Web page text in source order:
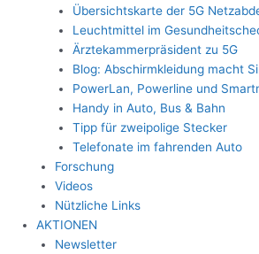
Übersichtskarte der 5G
Leuchtmittel im
Ärztekammerpräsident zu 5G
Blog: Abschirmkleidung macht
PowerLan, Powerline und
Handy in Auto, Bus & Bahn
Tipp für zweipolige Stecker
Telefonate im fahrenden Auto
Forschung
Videos
Nützliche Links
AKTIONEN
Newsletter